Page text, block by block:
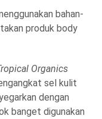
bahan-
produk body
Organics
sel kulit
dengan
banget digunakan